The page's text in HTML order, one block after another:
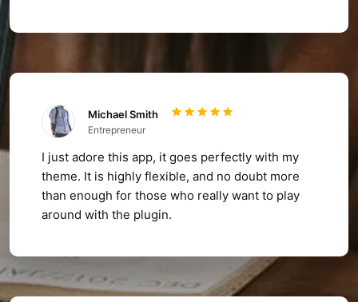
Michael Smith
Entrepreneur
I just adore this app, it goes perfectly with my
theme. It is highly flexible, and no doubt more
than enough for those who really want to play
around with the plugin.